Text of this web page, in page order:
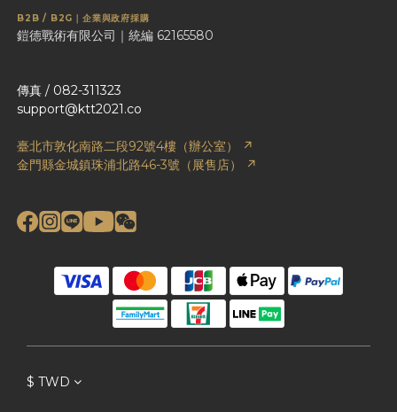
B2B / B2G｜企業與政府採購
鎧德戰術有限公司｜統編 62165580
傳真 / 082-311323
support@ktt2021.co
臺北市敦化南路二段92號4樓（辦公室） ↗
金門縣金城鎮珠浦北路46-3號（展售店） ↗
$ TWD